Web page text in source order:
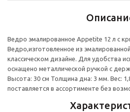
Ведро эмалированное Appetite 12 л с
Ведро,изготовленное из
классическом дизайне. Для удобства
оснащено металлической ручкой с
Высота: 30 см Толщина дна: 3 мм. Вес:
поставляется в ассортименте без